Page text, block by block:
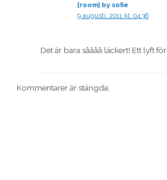
[room] by sofie
9 augusti, 2011 kl. 04:36
Det är bara såååå läckert! Ett lyft
Kommentarer är stängda.